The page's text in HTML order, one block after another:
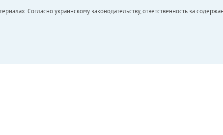
Согласно украинскому законодательству, ответственность за